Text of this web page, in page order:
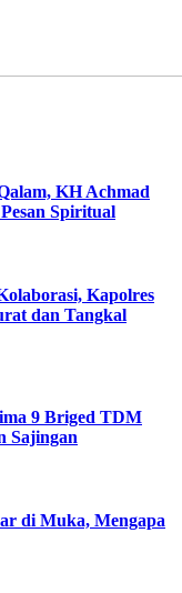
KH Achmad
Spiritual
Kapolres
dan Tangkal
9 Briged TDM
Sajingan
di Muka, Mengapa